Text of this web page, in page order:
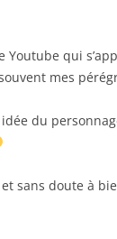
Youtube qui
mes
du
sans doute à